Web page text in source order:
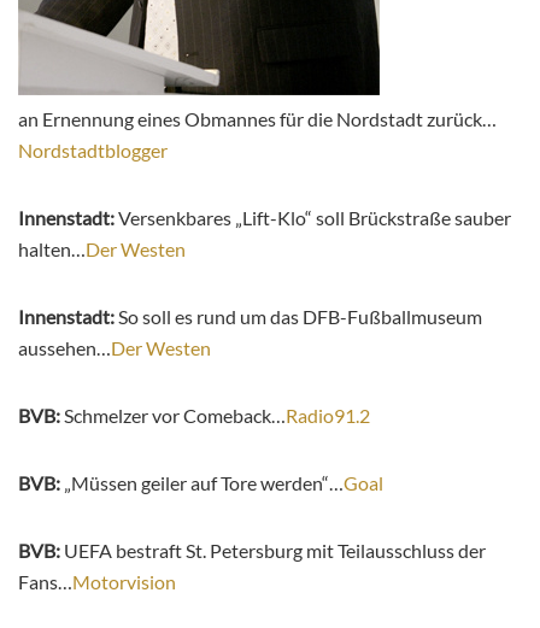
an Ernennung eines Obmannes für die Nordstadt zurück…
Nordstadtblogger
Innenstadt:Versenkbares „Lift-Klo“ soll Brückstraße sauber
halten…Der Westen
Innenstadt:So soll es rund um das DFB-Fußballmuseum
aussehen…Der Westen
BVB:Schmelzer vor Comeback…Radio91.2
BVB: „Müssen geiler auf Tore werden“…Goal
BVB: UEFA bestraft St. Petersburg mit Teilausschluss der
Fans…Motorvision